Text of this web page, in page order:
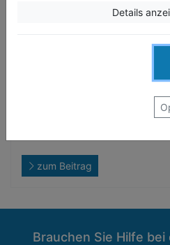
haben die Ausflüge Spaß
Dieser Prozess ist ein
Klassenfahrt-Erlebnisses
. Es kann
Feedbackbogen
zum Beitrag
Brauchen Sie Hilfe bei
Details